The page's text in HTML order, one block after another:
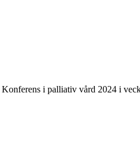
i palliativ vård 2024 i